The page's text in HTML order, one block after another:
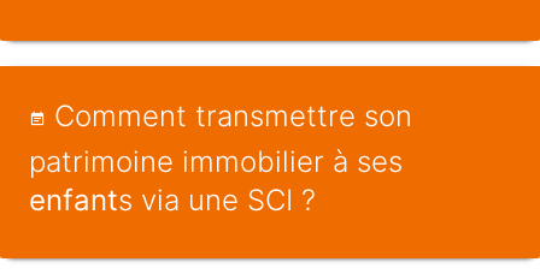
Comment transmettre son
patrimoine immobilier à ses
enfants via une SCI ?